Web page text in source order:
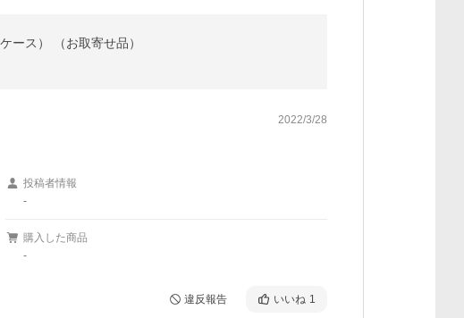
ス） （お取寄せ品）
2022/3/28
投稿者情報
-
購入した商品
-
違反報告 いいね 1